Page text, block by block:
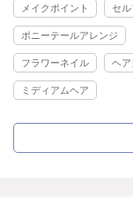
メイクポイント セ
ポニーテールアレンジ
フラワーネイル ヘア
ミディアムヘア